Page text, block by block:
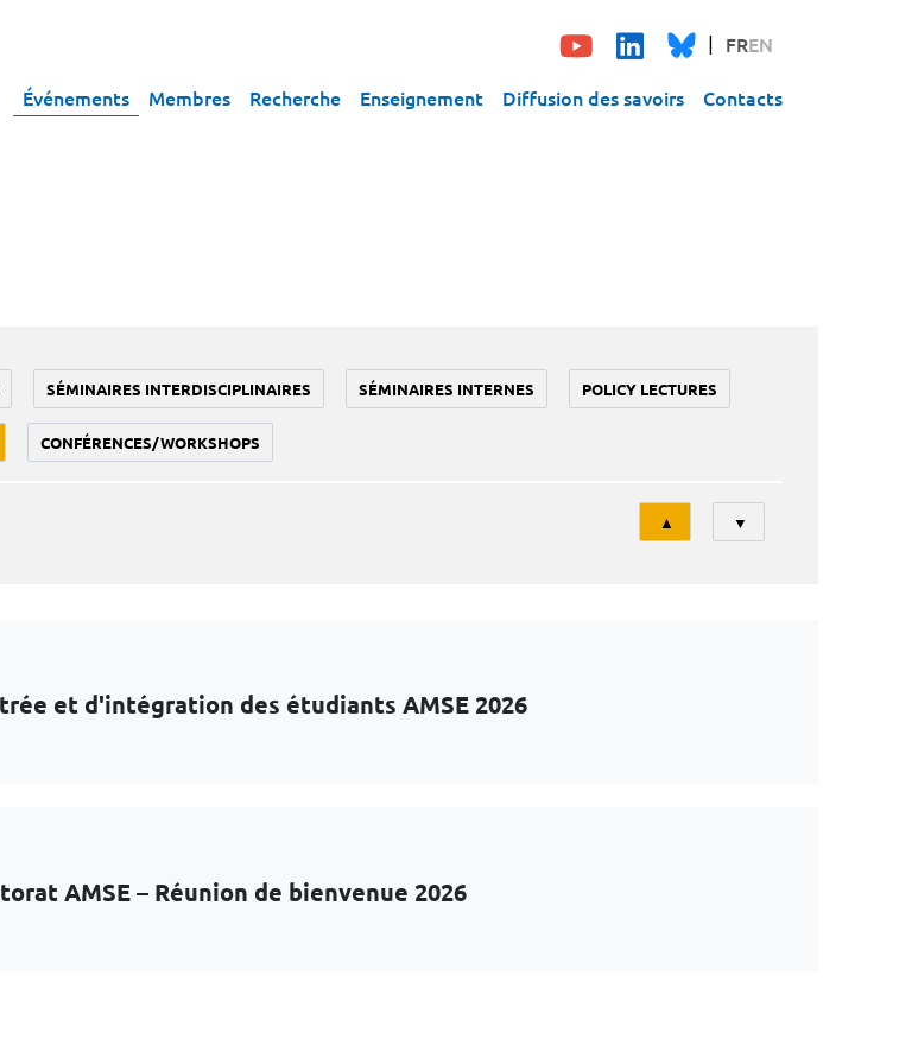
FREN
Événements Membres Recherche Enseignement Diffusion des savoirs Contacts
SÉMINAIRES INTERDISCIPLINAIRES SÉMINAIRES INTERNES POLICY LECTURES
CONFÉRENCES/WORKSHOPS
Tri
▲ ▼
et d'intégration des étudiants AMSE 2026
AMSE – Réunion de bienvenue 2026